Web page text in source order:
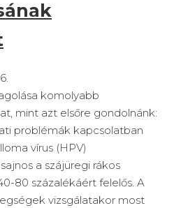
komolyabb
mint azt elsőre gondolnánk:
problémák kapcsolatban
vírus (HPV)
a szájüregi rákos
80 százalékáért felelős. A
vizsgálatakor most